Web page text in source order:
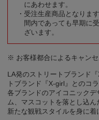
にあわせます。
受注生産商品となりま
間内であっても早期に
ざいます。
※ お客様都合によるキャンセ
LA発のストリートブランド
トブランド『X-girl』とのコ
各ブランドのアイコニック
ム、マスコットを落とし込ん
新たな観戦スタイルを身に着